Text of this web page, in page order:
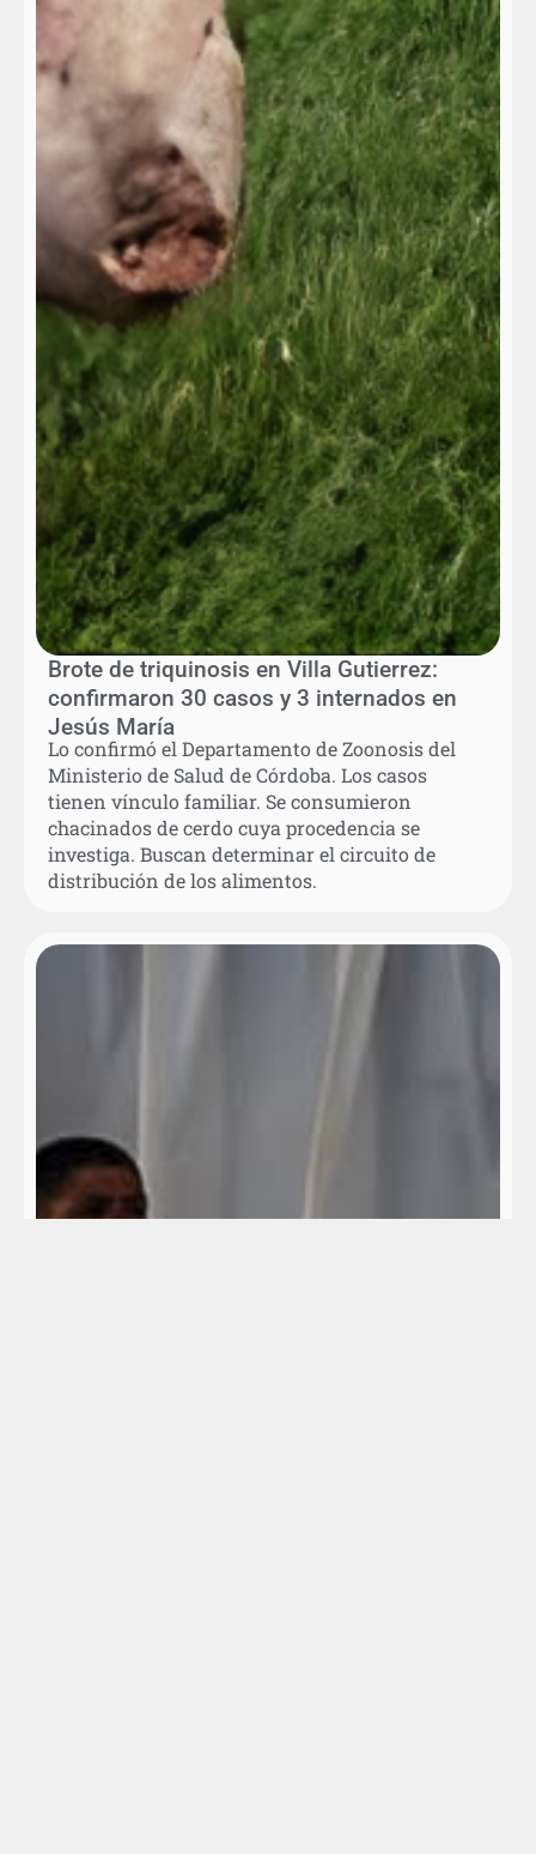
Brote de triquinosis en Villa Gutierrez:
confirmaron 30 casos y 3 internados en
Jesús María
Lo confirmó el Departamento de Zoonosis del
Ministerio de Salud de Córdoba. Los casos
tienen vínculo familiar. Se consumieron
chacinados de cerdo cuya procedencia se
investiga. Buscan determinar el circuito de
distribución de los alimentos.